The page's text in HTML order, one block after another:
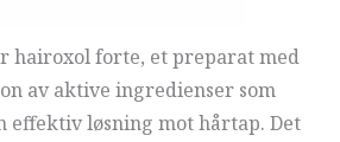
hairoxol forte, et preparat med
av aktive ingredienser som
effektiv løsning mot hårtap. Det